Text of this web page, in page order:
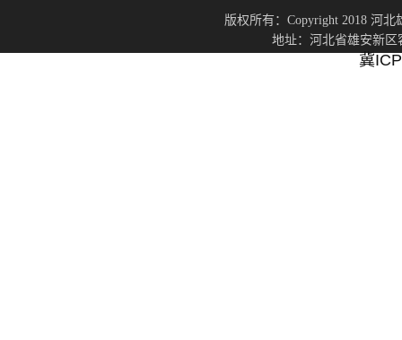
版权所有：Copyright 2018 河
地址：河北省雄安新区
冀